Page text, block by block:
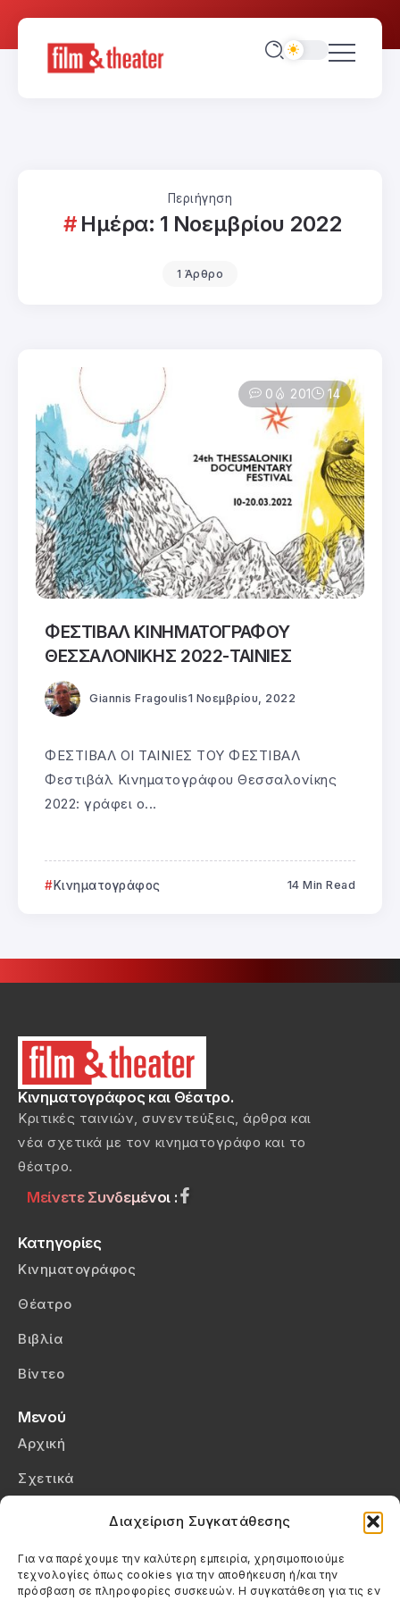
Διαχείριση Συγκατάθεσης
Για να παρέχουμε την καλύτερη εμπειρία, χρησιμοποιούμε
τεχνολογίες όπως cookies για την αποθήκευση ή/και την
πρόσβαση σε πληροφορίες συσκευών. Η συγκατάθεση για τις εν
Περιήγηση
Ημέρα: 1 Νοεμβρίου 2022
1 Άρθρο
0 201 14
ΦΕΣΤΙΒΑΛ ΚΙΝΗΜΑΤΟΓΡΑΦΟΥ
ΘΕΣΣΑΛΟΝΙΚΗΣ 2022-ΤΑΙΝΙΕΣ
Giannis Fragoulis1 Νοεμβρίου, 2022
ΦΕΣΤΙΒΑΛ ΟΙ ΤΑΙΝΙΕΣ ΤΟΥ ΦΕΣΤΙΒΑΛ
Φεστιβάλ Κινηματογράφου Θεσσαλονίκης
2022: γράφει ο...
Κινηματογράφος 14 Min Read
Κινηματογράφος και Θέατρο.
Κριτικές ταινιών, συνεντεύξεις, άρθρα και
νέα σχετικά με τον κινηματογράφο και το
θέατρο.
Μείνετε Συνδεμένοι :
Κατηγορίες
Κινηματογράφος
Θέατρο
Βιβλία
Βίντεο
Μενού
Αρχική
Σχετικά
Πολιτική Cookies (ΕΕ)